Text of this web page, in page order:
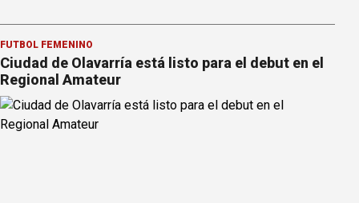
FÚTBOL FEMENINO
Ciudad de Olavarría está listo para el debut en el
Regional Amateur